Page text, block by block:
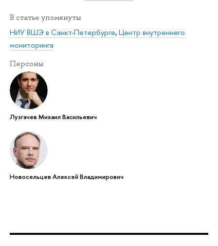
В статье упомянуты
НИУ ВШЭ в Санкт-Петербурге,Центр внутреннего
мониторинга
Персоны
Лузгачев Михаил Васильевич
Новосельцев Алексей Владимирович